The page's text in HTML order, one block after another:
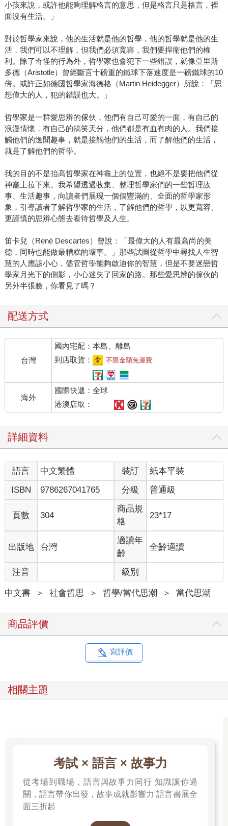
小孩來說，或許他能夠理解格言的意思，但是格言只是格言，裡
面沒有生活。」
對於哲學家來說，他的生活就是他的哲學，他的哲學就是他的生
活，我們可以不理解，但我們必須寬容，我們要捍衛他們的權
利。除了奇怪的行為外，哲學家也會犯下一些錯誤，就像亞里斯
多德（Aristotle）曾經斷言十磅重的鐵球下落速度是一磅鐵球的10
倍。或許正如德國哲學家海德格（Martin Heidegger）所說：「思
想偉大的人，犯的錯誤也大。」
哲學家是一群愛思辨的傢伙，他們有自己可愛的一面，有自己的
浪漫情懷，有自己的搞笑天分，他們都是有血有肉的人。我們接
觸他們的逸聞趣事，就是接觸他們的生活，而了解他們的生活，
就是了解他們的哲學。
我的目的不是抬高哲學家在神龕上的位置，也絕不是要把他們從
神龕上拉下來。我希望透過收集、整理哲學家們的一些哲理故
事、生活趣事，向讀者們展現一個個豐滿的、全面的哲學家形
象，引導讀者了解哲學家的生活，了解他們的哲學，以更寬容、
更謹慎的思辨心態去看待哲學及人生。
笛卡兒（René Descartes）曾說：「最偉大的人有最高尚的美
德，同時也能做最糟糕的壞事。」那些試圖從哲學中尋找人生智
慧的人應該小心，儘管哲學能夠啟迪你的智慧，但是不要迷戀哲
學家月光下的側影，小心迷失了回家的路。那些愛思辨的傢伙的
另外半張臉，你看見了嗎？
配送方式
台灣
國內宅配：本島、離島
到店取貨：
不限金額免運費
海外
國際快遞：全球
港澳店取：
詳細資料
語言 中文繁體 裝訂
紙本平裝
ISBN
9786267041765 分級 普通級
頁數 304
商品規
格
23*17
出版地 台灣
適讀年
齡
全齡適讀
注音 級別
中文書 ＞ 社會哲思 ＞ 哲學/當代思潮 ＞ 當代思潮
商品評價
寫評價
相關主題
考試 × 語言 × 故事力
從考場到職場，語言與故事力同行 知識讓你過
關，語言帶你出發，故事成就影響力 語言書展全
面三折起